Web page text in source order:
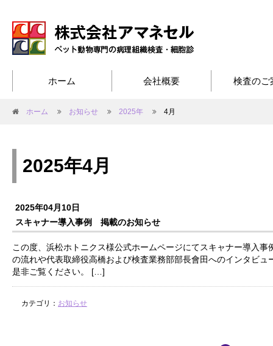
ホーム 会社概要 検査のご
ホーム お知らせ 2025年 4月
2025年4月
2025年04月10日
スキャナー導入事例 掲載のお知らせ
この度、浜松ホトニクス様公式ホームページにてスキャナー導入
の流れや代表取締役高橋および検査業務部部長會田へのインタビ
是非ご覧ください。 […]
カテゴリ： お知らせ